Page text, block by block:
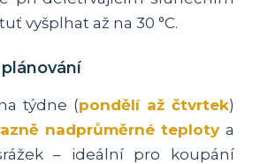
vyšplhat až na 30 °C.
týdne (pondělí až čtvrtek)
nadprůměrné teploty a
– ideální pro koupání